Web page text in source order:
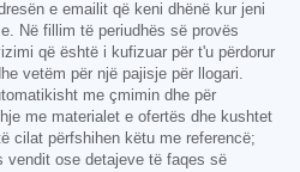
e emailit që keni dhënë kur jeni
Në fillim të periudhës së provës
që është i kufizuar për t'u përdorur
vetëm për një pajisje për llogari.
me çmimin dhe për
me materialet e ofertës dhe kushtet
cilat përfshihen këtu me referencë;
vendit ose detajeve të faqes së